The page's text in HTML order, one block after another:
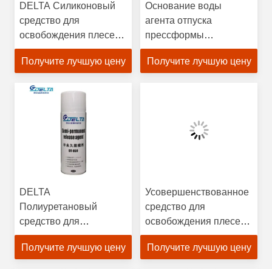
DELTA Силиконовый
средство для
освобождения плесени
для каучука
соотношение
Получите лучшую цену
Основание воды
агента отпуска
прессформы
полиуретана
преполимера
Получите лучшую цену
DELTA
Полиуретановый
средство для
освобождения плесени
30% Al2O3 для
Получите лучшую цену
Усовершенствованное
средство для
освобождения плесени
на водной основе для
полиуретана с
Получите лучшую цену